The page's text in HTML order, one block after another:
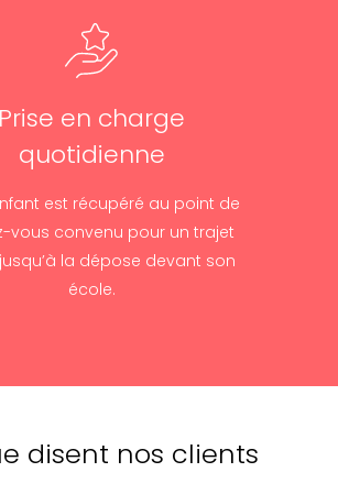
Prise en charge
quotidienne
est récupéré au point de
vous convenu pour un trajet
la dépose devant son
école.
disent nos clients